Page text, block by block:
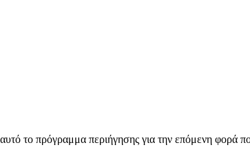
το πρόγραμμα περιήγησης για την επόμενη φορά